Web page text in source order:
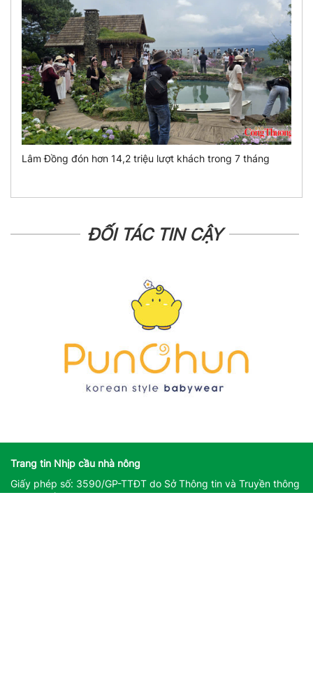
Lâm Đồng đón hơn 14,2 triệu lượt khách trong 7 tháng
ĐỐI TÁC TIN CẬY
Trang tin Nhịp cầu nhà nông
Giấy phép số: 3590/GP-TTĐT do Sở Thông tin và Truyền thông
Hà Nội cấp ngày 25/11/2022